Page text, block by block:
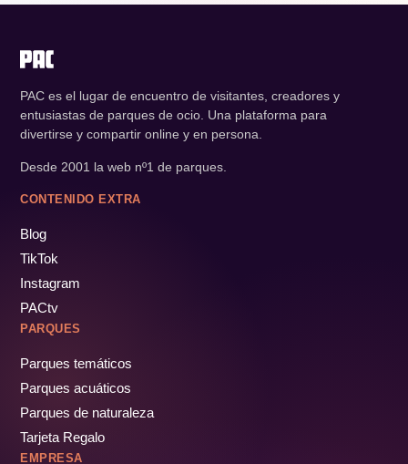
PAC es el lugar de encuentro de visitantes, creadores y
entusiastas de parques de ocio. Una plataforma para
divertirse y compartir online y en persona.
Desde 2001 la web nº1 de parques.
CONTENIDO EXTRA
Blog
TikTok
Instagram
PACtv
PARQUES
Parques temáticos
Parques acuáticos
Parques de naturaleza
Tarjeta Regalo
EMPRESA